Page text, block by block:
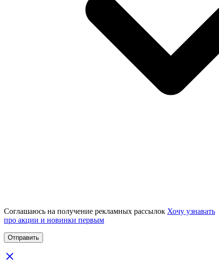
Соглашаюсь на получение рекламных рассылок Хочу узнавать
про акции и новинки первым